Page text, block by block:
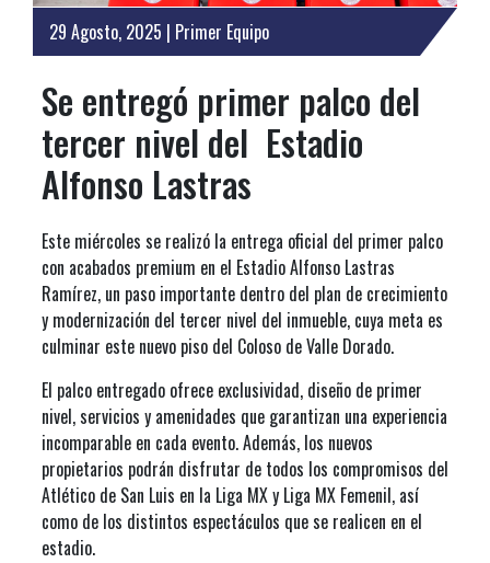
29 Agosto, 2025 | Primer Equipo
Se entregó primer palco del
tercer nivel del Estadio
Alfonso Lastras
Este miércoles se realizó la entrega oficial del primer palco
con acabados premium en el Estadio Alfonso Lastras
Ramírez, un paso importante dentro del plan de crecimiento
y modernización del tercer nivel del inmueble, cuya meta es
culminar este nuevo piso del Coloso de Valle Dorado.
El palco entregado ofrece exclusividad, diseño de primer
nivel, servicios y amenidades que garantizan una experiencia
incomparable en cada evento. Además, los nuevos
propietarios podrán disfrutar de todos los compromisos del
Atlético de San Luis en la Liga MX y Liga MX Femenil, así
como de los distintos espectáculos que se realicen en el
estadio.